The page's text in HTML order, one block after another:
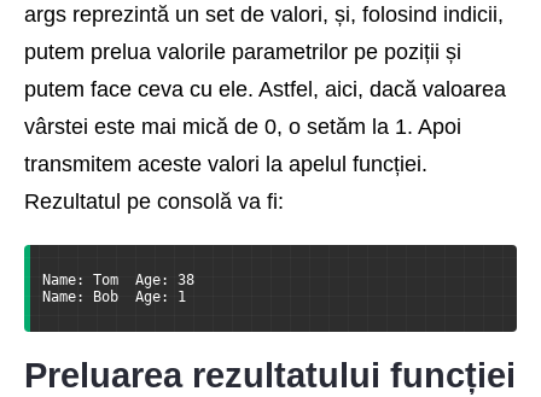
args reprezintă un set de valori, și, folosind indicii,
putem prelua valorile parametrilor pe poziții și
putem face ceva cu ele. Astfel, aici, dacă valoarea
vârstei este mai mică de 0, o setăm la 1. Apoi
transmitem aceste valori la apelul funcției.
Rezultatul pe consolă va fi:
Name: Tom  Age: 38
Name: Bob  Age: 1
Preluarea rezultatului funcției